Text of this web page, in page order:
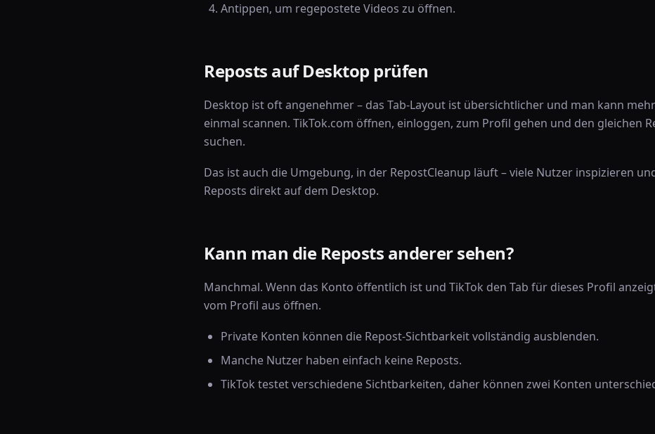
Antippen, um regepostete Videos zu öffnen.
Reposts auf Desktop prüfen
Desktop ist oft angenehmer – das Tab-Layout ist übersichtlicher und man kann
einmal scannen. TikTok.com öffnen, einloggen, zum Profil gehen und den gleichen
suchen.
Das ist auch die Umgebung, in der RepostCleanup läuft – viele Nutzer inspizieren
Reposts direkt auf dem Desktop.
Kann man die Reposts anderer sehen?
Manchmal. Wenn das Konto öffentlich ist und TikTok den Tab für dieses Profil
vom Profil aus öffnen.
Private Konten können die Repost-Sichtbarkeit vollständig ausblenden.
Manche Nutzer haben einfach keine Reposts.
TikTok testet verschiedene Sichtbarkeiten, daher können zwei Konten